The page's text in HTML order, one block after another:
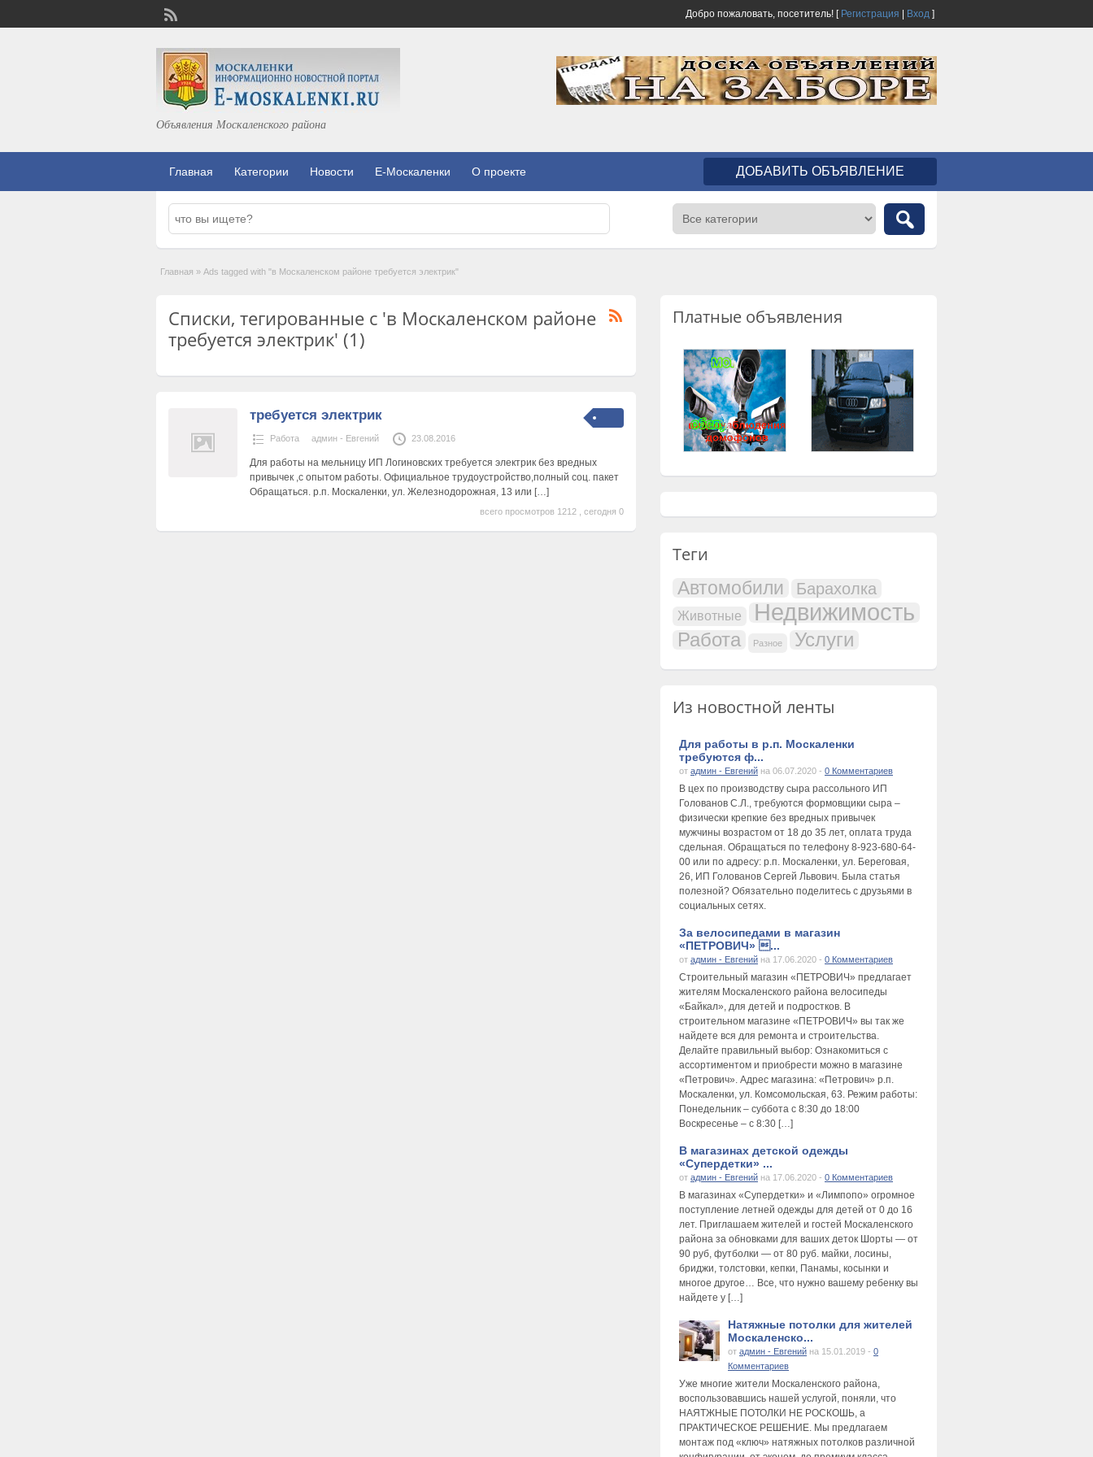
Добро пожаловать, посетитель! [ Регистрация Вход ]
Объявления Москаленского района
Главная Категории Новости E-Москаленки О проекте ДОБАВИТЬ ОБЪЯВЛЕНИЕ
Главная » Ads tagged with "в Москаленском районе требуется электрик"
Списки, тегированные с 'в Москаленском районе
требуется электрик' (1)
требуется электрик
Работа админ - Евгений 23.08.2016
Для работы на мельницу ИП Логиновских требуется электрик без вредных
привычек ,с опытом работы. Официальное трудоустройство,полный соц. пакет
Обращаться. р.п. Москаленки, ул. Железнодорожная, 13 или […]
всего просмотров 1212 , сегодня 0
Платные объявления
Теги
Автомобили Барахолка
Животные Недвижимость
Работа Разное Услуги
Из новостной ленты
Для работы в р.п. Москаленки
требуются ф...
от админ - Евгений на 06.07.2020 - 0 Комментариев
В цех по производству сыра рассольного ИП
Голованов С.Л., требуются формовщики сыра –
физически крепкие без вредных привычек
мужчины возрастом от 18 до 35 лет, оплата труда
сдельная. Обращаться по телефону 8-923-680-64-
00 или по адресу: р.п. Москаленки, ул. Береговая,
26, ИП Голованов Сергей Львович. Была статья
полезной? Обязательно поделитесь с друзьями в
социальных сетях.
За велосипедами в магазин
«ПЕТРОВИЧ» ...
от админ - Евгений на 17.06.2020 - 0 Комментариев
Строительный магазин «ПЕТРОВИЧ» предлагает
жителям Москаленского района велосипеды
«Байкал», для детей и подростков. В
строительном магазине «ПЕТРОВИЧ» вы так же
найдете вся для ремонта и строительства.
Делайте правильный выбор: Ознакомиться с
ассортиментом и приобрести можно в магазине
«Петрович». Адрес магазина: «Петрович» р.п.
Москаленки, ул. Комсомольская, 63. Режим работы:
Понедельник – суббота с 8:30 до 18:00
Воскресенье – с 8:30 […]
В магазинах детской одежды
«Супердетки» ...
от админ - Евгений на 17.06.2020 - 0 Комментариев
В магазинах «Супердетки» и «Лимпопо» огромное
поступление летней одежды для детей от 0 до 16
лет. Приглашаем жителей и гостей Москаленского
района за обновками для ваших деток Шорты — от
90 руб, футболки — от 80 руб. майки, лосины,
бриджи, толстовки, кепки, Панамы, косынки и
многое другое… Все, что нужно вашему ребенку вы
найдете у […]
Натяжные потолки для жителей
Москаленско...
от админ - Евгений на 15.01.2019 - 0
Комментариев
Уже многие жители Москаленского района,
воспользовавшись нашей услугой, поняли, что
НАЯТЖНЫЕ ПОТОЛКИ НЕ РОСКОШЬ, а
ПРАКТИЧЕСКОЕ РЕШЕНИЕ. Мы предлагаем
монтаж под «ключ» натяжных потолков различной